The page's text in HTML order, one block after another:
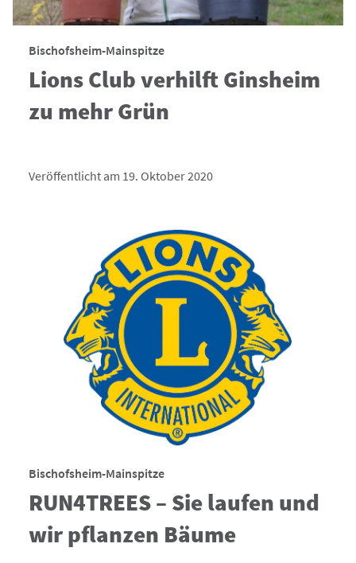
Bischofsheim-Mainspitze
Lions Club verhilft Ginsheim
zu mehr Grün
Veröffentlicht am 19. Oktober 2020
Bischofsheim-Mainspitze
RUN4TREES – Sie laufen und
wir pflanzen Bäume